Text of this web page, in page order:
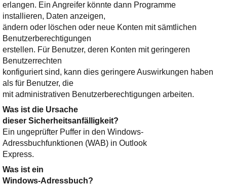
erlangen. Ein Angreifer könnte dann Programme
installieren, Daten anzeigen,
ändern oder löschen oder neue Konten mit sämtlichen
Benutzerberechtigungen
erstellen. Für Benutzer, deren Konten mit geringeren
Benutzerrechten
konfiguriert sind, kann dies geringere Auswirkungen haben
als für Benutzer, die
mit administrativen Benutzerberechtigungen arbeiten.
Was ist die Ursache
dieser Sicherheitsanfälligkeit?
Ein ungeprüfter Puffer in den Windows-
Adressbuchfunktionen (WAB) in Outlook
Express.
Was ist ein
Windows-Adressbuch?